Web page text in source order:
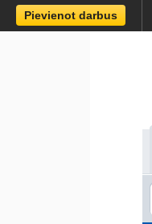
Pievienot darbus